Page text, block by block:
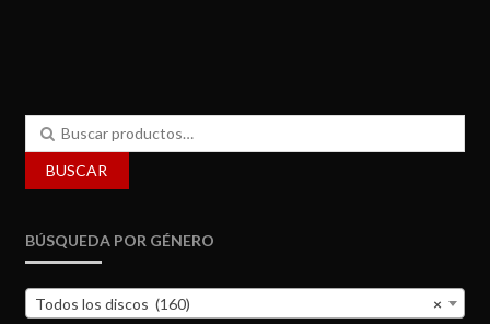
Buscar
por:
BUSCAR
BÚSQUEDA POR GÉNERO
×
Todos los discos (160)